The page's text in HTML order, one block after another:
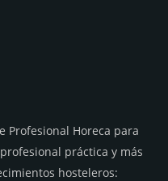
Profesional Horeca para
práctica y más
hosteleros: